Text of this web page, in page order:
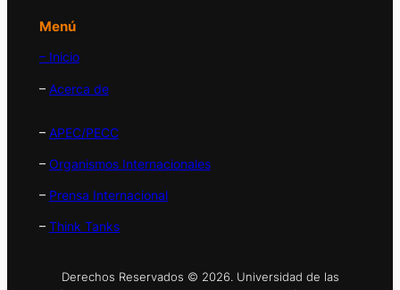
Menú
– Inicio
– Acerca de
– APEC/PECC
– Organismos Internacionales
– Prensa Internacional
– Think Tanks
Derechos Reservados © 2026. Universidad de las